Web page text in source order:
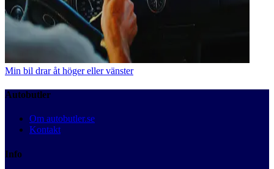
Min bil drar åt höger eller vänster
Autobutler
Om autobutler.se
Kontakt
Info